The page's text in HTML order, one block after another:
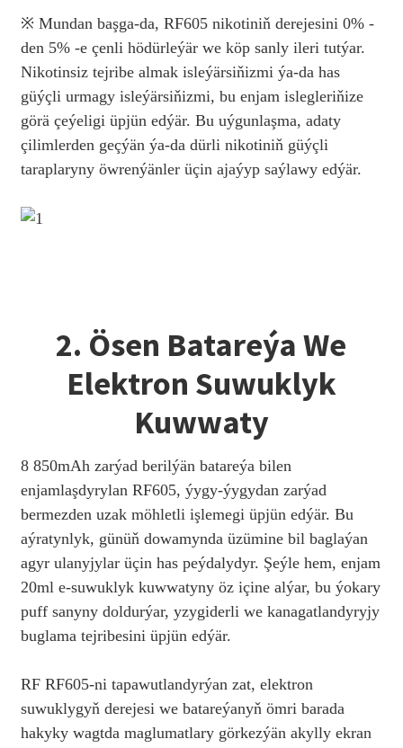
※ Mundan başga-da, RF605 nikotiniň derejesini 0% -
den 5% -e çenli hödürleýär we köp sanly ileri tutýar.
Nikotinsiz tejribe almak isleýärsiňizmi ýa-da has
güýçli urmagy isleýärsiňizmi, bu enjam islegleriňize
görä çeýeligi üpjün edýär. Bu uýgunlaşma, adaty
çilimlerden geçýän ýa-da dürli nikotiniň güýçli
taraplaryny öwrenýänler üçin ajaýyp saýlawy edýär.
2. Ösen Batareýa We
Elektron Suwuklyk
Kuwwaty
8 850mAh zarýad berilýän batareýa bilen
enjamlaşdyrylan RF605, ýygy-ýygydan zarýad
bermezden uzak möhletli işlemegi üpjün edýär. Bu
aýratynlyk, günüň dowamynda üzümine bil baglaýan
agyr ulanyjylar üçin has peýdalydyr. Şeýle hem, enjam
20ml e-suwuklyk kuwwatyny öz içine alýar, bu ýokary
puff sanyny doldurýar, yzygiderli we kanagatlandyryjy
buglama tejribesini üpjün edýär.
RF RF605-ni tapawutlandyrýan zat, elektron
suwuklygyň derejesi we batareýanyň ömri barada
hakyky wagtda maglumatlary görkezýän akylly ekran